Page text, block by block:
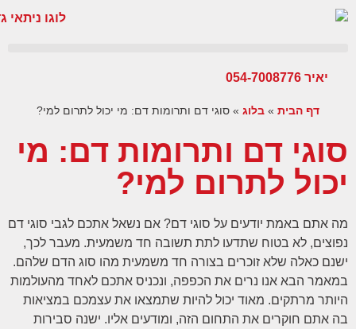
יאיר 054-7008776
דף הבית » בלוג » סוגי דם ותרומות דם: מי יכול לתרום למי?
סוגי דם ותרומות דם: מי
יכול לתרום למי?
מה אתם באמת יודעים על סוגי דם? אם נשאל אתכם לגבי סוגי דם
נפוצים, לא בטוח שתדעו לתת תשובה חד משמעית. מעבר לכך,
ישנם כאלה שלא זוכרים בצורה חד משמעית מהו סוג הדם שלהם.
במאמר הבא אנו נרים את הכפפה, ונכניס אתכם לאחד מהעולמות
היותר מרתקים. מאוד יכול להיות שתמצאו את עצמכם במציאות
בה אתם חוקרים את התחום הזה, ומודעים אליו. ישנה סבירות